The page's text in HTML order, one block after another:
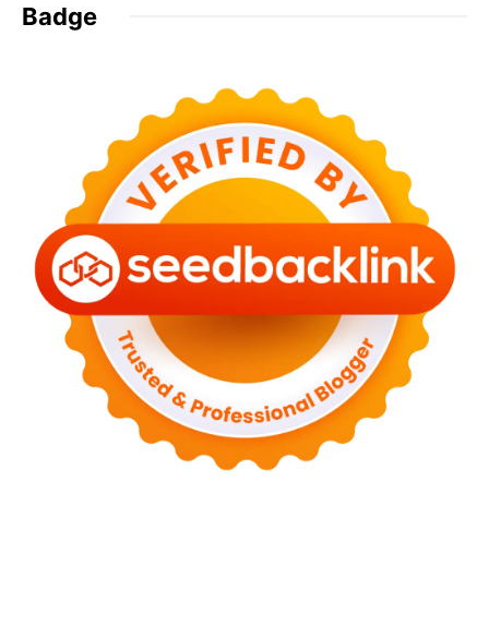
Badge